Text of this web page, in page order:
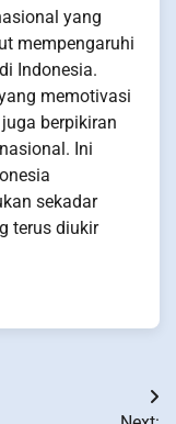
yang
mempengaruhi
Indonesia.
memotivasi
berpikiran
Ini
sekadar
terus diukir